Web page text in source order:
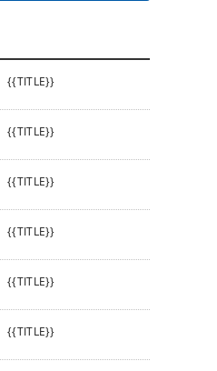
{{TITLE}}
{{TITLE}}
{{TITLE}}
{{TITLE}}
{{TITLE}}
{{TITLE}}